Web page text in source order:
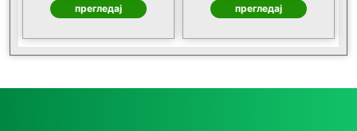
прегледај прегледај